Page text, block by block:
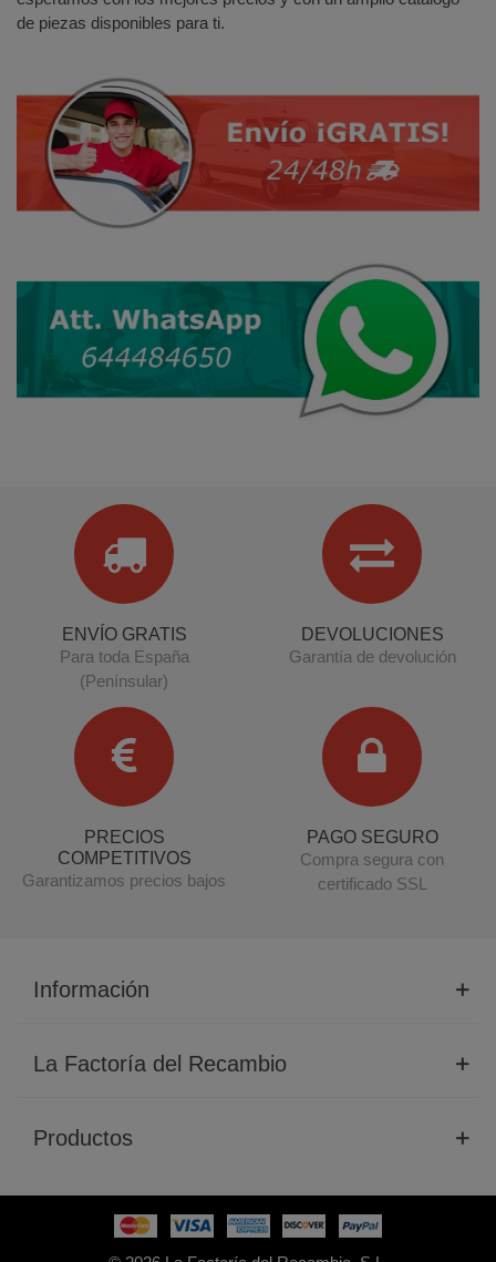
de piezas disponibles para ti.
ENVÍO GRATIS
Para toda España
(Penínsular)
DEVOLUCIONES
Garantía de devolución
PRECIOS
COMPETITIVOS
Garantizamos precios bajos
PAGO SEGURO
Compra segura con
certificado SSL
Información
La Factoría del Recambio
Productos